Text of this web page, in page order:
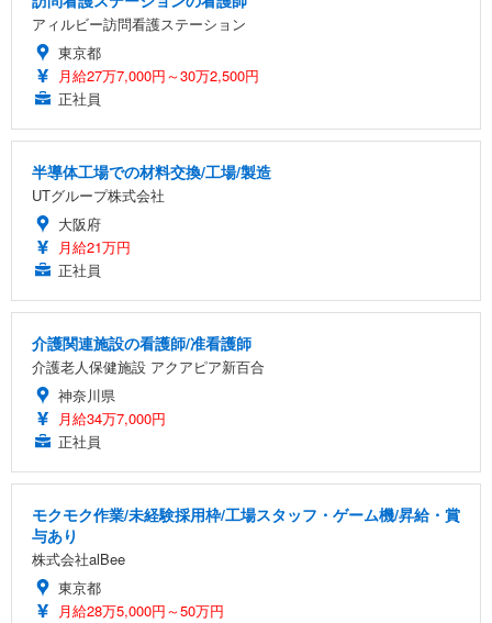
アィルビー訪問看護ステーション
東京都
月給27万7,000円～30万2,500円
正社員
半導体工場での材料交換/工場/製造
UTグループ株式会社
大阪府
月給21万円
正社員
介護関連施設の看護師/准看護師
介護老人保健施設 アクアピア新百合
神奈川県
月給34万7,000円
正社員
モクモク作業/未経験採用枠/工場スタッフ・ゲーム機/昇給・賞
与あり
株式会社alBee
東京都
月給28万5,000円～50万円